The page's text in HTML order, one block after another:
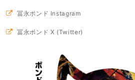
冨永ボンド Instagram
冨永ボンド X (Twitter)